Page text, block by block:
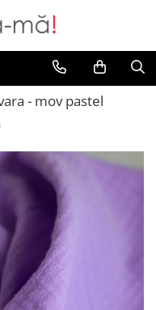
- mov pastel